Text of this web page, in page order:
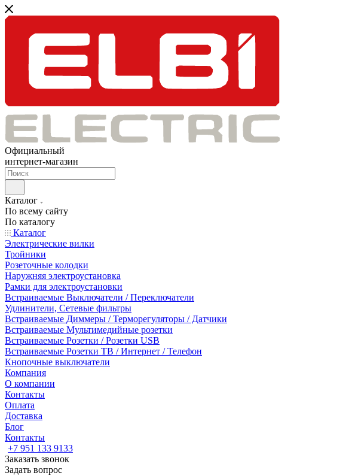
Официальный
интернет-магазин
Каталог
По всему сайту
По каталогу
Каталог
Электрические вилки
Тройники
Розеточные колодки
Наружняя электроустановка
Рамки для электроустановки
Встраиваемые Выключатели / Переключатели
Удлинители, Сетевые фильтры
Встраиваемые Диммеры / Терморегуляторы / Датчики
Встраиваемые Мультимедийные розетки
Встраиваемые Розетки / Розетки USB
Встраиваемые Розетки ТВ / Интернет / Телефон
Кнопочные выключатели
Компания
О компании
Контакты
Оплата
Доставка
Блог
Контакты
+7 951 133 9133
Заказать звонок
Задать вопрос